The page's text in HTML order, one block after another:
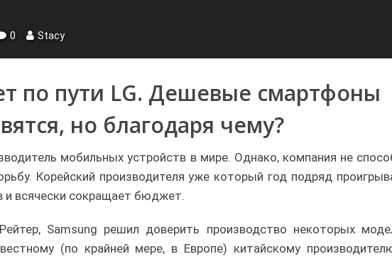
0 Stacy
по пути LG. Дешевые смартфоны
но благодаря чему?
мобильных устройств в мире. Однако, компания не
Корейский производителя уже который год подряд
и всячески сокращает бюджет.
Samsung решил доверить производство некоторых
(по крайней мере, в Европе) китайскому